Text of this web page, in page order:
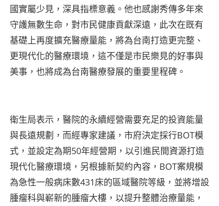
國實屬少見，深具指標意義。他也感謝秀傳多年來
守護無數生命，對市民健康貢獻深遠，此次在既有
基礎上再度擴充醫療量能，將為台南打造更完整、
更現代化的醫療環境，這不僅是市民樂見的好事與
美事，也將成為台南醫療發展的重要里程碑。
衛生局表示，醫院的永續經營需要充足的投資能量
與長遠規劃，而經專家建議，市府決定採行BOT模
式，並設定為期50年經營期，以引進民間資源打造
現代化醫療環境，另根據新契約內容，BOT案規模
為急性一般病床數431床的區域醫院等級，並將增設
腫瘤科與嶄新的腫瘤大樓，以提升整體治療量能，